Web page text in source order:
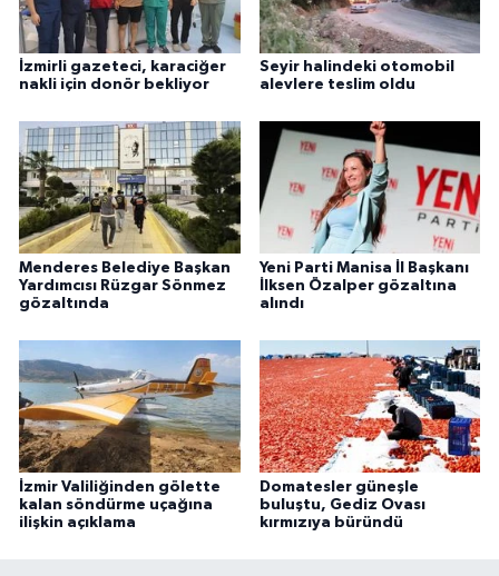
İzmirli gazeteci, karaciğer
nakli için donör bekliyor
Seyir halindeki otomobil
alevlere teslim oldu
Menderes Belediye Başkan
Yardımcısı Rüzgar Sönmez
gözaltında
Yeni Parti Manisa İl Başkanı
İlksen Özalper gözaltına
alındı
İzmir Valiliğinden gölette
kalan söndürme uçağına
ilişkin açıklama
Domatesler güneşle
buluştu, Gediz Ovası
kırmızıya büründü